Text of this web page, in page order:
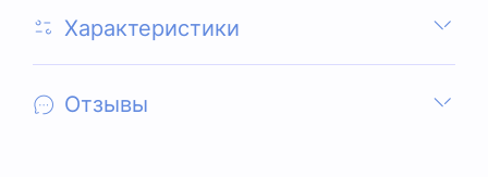
Характеристики
Отзывы